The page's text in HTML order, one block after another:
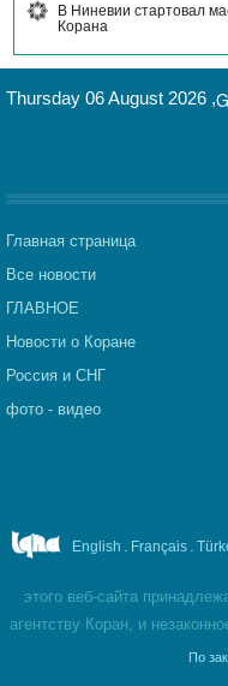
В Ниневии стартовал
Корана
Thursday 06 August 2026 ,
Главная страница
Все новости
ГЛАВНОЕ
Новости о Коране
Россия и СНГ
фото - видео
English Français
этого веб-сайта
агентству Коран, и
По